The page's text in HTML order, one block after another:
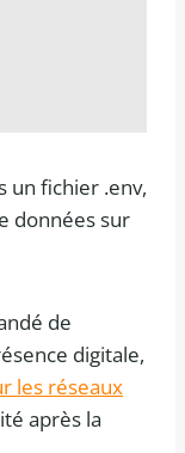
un fichier .env,
données sur
de
digitale,
les réseaux
après la